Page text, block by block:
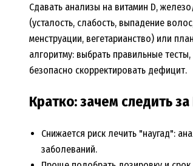
Сдавать анализы на витамин D,
(усталость, слабость, выпадение
менструации, вегетарианство) или
алгоритму: выбрать правильные
безопасно скорректировать дефицит.
Кратко: зачем следить
Снижается риск лечить "наугад":
заболеваний.